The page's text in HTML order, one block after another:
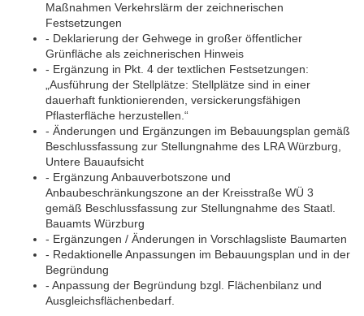
Maßnahmen Verkehrslärm der zeichnerischen
Festsetzungen
- Deklarierung der Gehwege in großer öffentlicher
Grünfläche als zeichnerischen Hinweis
- Ergänzung in Pkt. 4 der textlichen Festsetzungen:
„Ausführung der Stellplätze: Stellplätze sind in einer
dauerhaft funktionierenden, versickerungsfähigen
Pflasterfläche herzustellen.“
- Änderungen und Ergänzungen im Bebauungsplan gemäß
Beschlussfassung zur Stellungnahme des LRA Würzburg,
Untere Bauaufsicht
- Ergänzung Anbauverbotszone und
Anbaubeschränkungszone an der Kreisstraße WÜ 3
gemäß Beschlussfassung zur Stellungnahme des Staatl.
Bauamts Würzburg
- Ergänzungen / Änderungen in Vorschlagsliste Baumarten
- Redaktionelle Anpassungen im Bebauungsplan und in der
Begründung
- Anpassung der Begründung bzgl. Flächenbilanz und
Ausgleichsflächenbedarf.